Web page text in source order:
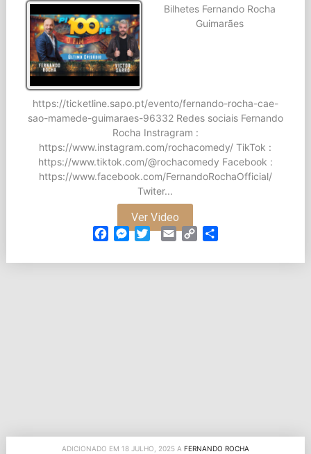
Bilhetes Fernando Rocha
Guimarães
https://ticketline.sapo.pt/evento/fernando-rocha-cae-
sao-mamede-guimaraes-96332 Redes sociais Fernando
Rocha Instragram :
https://www.instagram.com/rochacomedy/ TikTok :
https://www.tiktok.com/@rochacomedy Facebook :
https://www.facebook.com/FernandoRochaOfficial/
Twiter...
Ver Video
Facebook
Messenger
TwitterEmail Copy
ADICIONADO EM 18 JULHO, 2025 A FERNANDO ROCHA